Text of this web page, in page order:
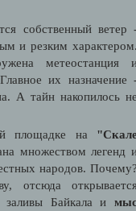
собственный ветер
и резким
метеостанция
их назначение
А тайн накопилось
площадке на
множеством легенд
народов.
отсюда
заливы Байкала и